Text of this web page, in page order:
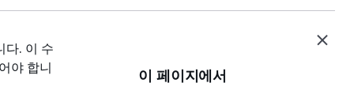
다. 이 수
야 합니
이 페이지에서